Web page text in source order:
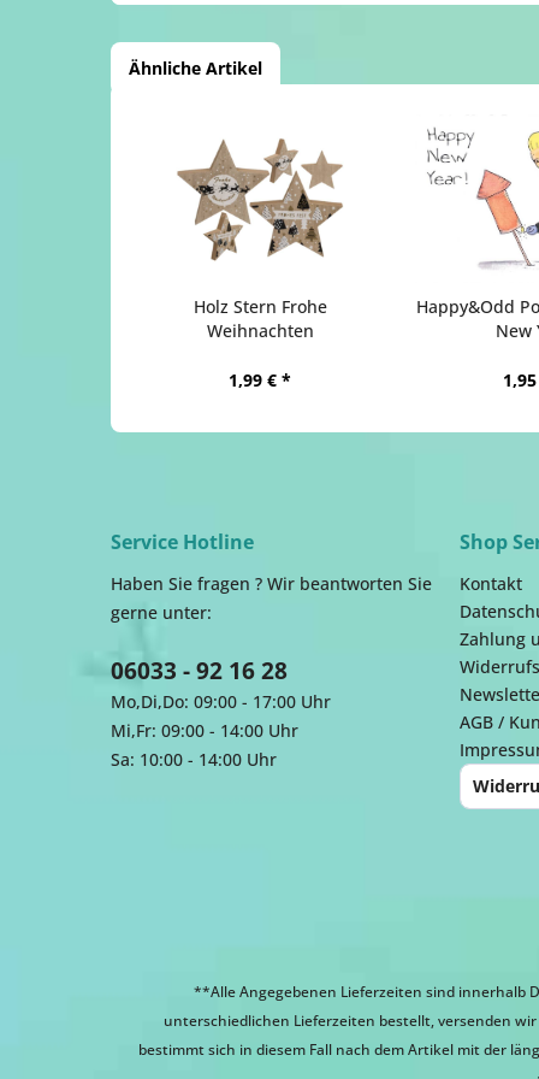
Ähnliche Artikel
Holz Stern Frohe
Weihnachten
1,99 € *
Happy&Odd
New
Service Hotline
Haben Sie fragen ? Wir beantworten Sie
gerne unter:
06033 - 92 16 28
Mo,Di,Do: 09:00 - 17:00 Uhr
Mi,Fr: 09:00 - 14:00 Uhr
Sa: 10:00 - 14:00 Uhr
Shop
Kontakt
Zahlung
AGB /
**Alle Angegebenen Lieferzeiten sind innerhalb
unterschiedlichen Lieferzeiten bestellt, versenden
bestimmt sich in diesem Fall nach dem Artikel mit der